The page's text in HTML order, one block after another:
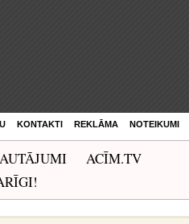
KONTAKTI REKLĀMA NOTEIKUMI
ACĪM.TV